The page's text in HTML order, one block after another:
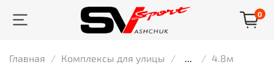
0
Главная Комплексы для улицы ... 4.8м